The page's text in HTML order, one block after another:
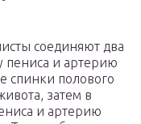
соединяют два
пениса и артерию
спинки полового
затем в
и артерию